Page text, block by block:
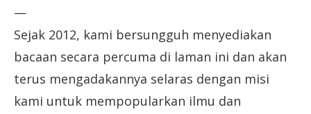
—
Sejak 2012, kami bersungguh menyediakan
bacaan secara percuma di laman ini dan akan
terus mengadakannya selaras dengan misi
kami untuk mempopularkan ilmu dan